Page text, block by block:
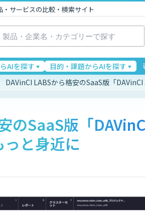
サービスの比較・検索サイト
AIを探す 目的・課題からAIを探す
DAVinCI LABSから格安のSaaS版「
のSaaS版「
と身近に